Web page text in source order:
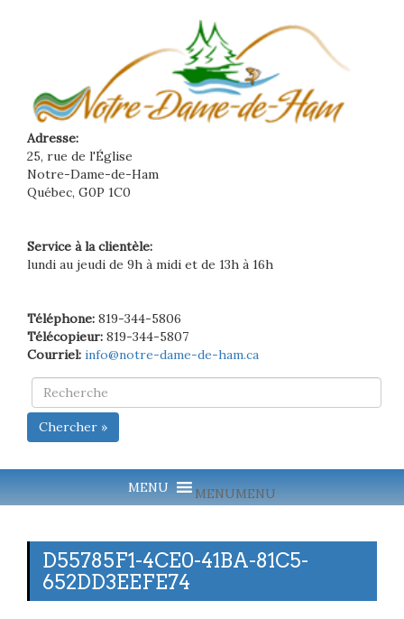
Adresse:
25, rue de l'Église
Notre-Dame-de-Ham
Québec, G0P 1C0
Service à la clientèle:
lundi au jeudi de 9h à midi et de 13h à 16h
Téléphone: 819-344-5806
Télécopieur: 819-344-5807
Courriel: info@notre-dame-de-ham.ca
Chercher »
MENUMENU
D55785F1-4CE0-41BA-81C5-
652DD3EEFE74